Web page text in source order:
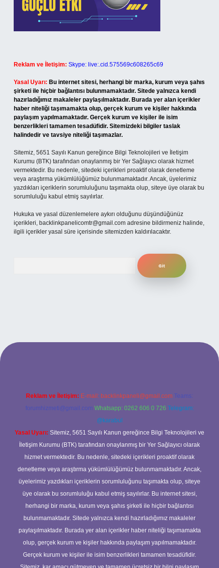
Reklam ve İletişim: Skype: live:.cid.575569c608265c69
Yasal Uyarı: Bu internet sitesi, herhangi bir marka, kurum veya şahıs
şirketi ile hiçbir bağlantısı bulunmamaktadır. Sitede yalnızca kendi
hazırladığımız makaleler paylaşılmaktadır. Burada yer alan içerikler
haber niteliği taşımamakta olup, gerçek kurum ve kişiler hakkında
paylaşım yapılmamaktadır. Gerçek kurum ve kişiler ile isim
benzerlikleri tamamen tesadüfidir. Sitemizdeki bilgiler taslak
halindedir ve tavsiye niteliği taşımazlar.
Sitemiz, 5651 Sayılı Kanun gereğince Bilgi Teknolojileri ve İletişim
Kurumu (BTK) tarafından onaylanmış bir Yer Sağlayıcı olarak hizmet
vermektedir. Bu nedenle, sitedeki içerikleri proaktif olarak denetleme
veya araştırma yükümlülüğümüz bulunmamaktadır. Ancak, üyelerimiz
yazdıkları içeriklerin sorumluluğunu taşımakta olup, siteye üye olarak bu
sorumluluğu kabul etmiş sayılırlar.
Hukuka ve yasal düzenlemelere aykırı olduğunu düşündüğünüz
içerikleri, backlinkpanelicomtr@gmail.com adresine bildirmeniz halinde,
ilgili içerikler yasal süre içerisinde sitemizden kaldırılacaktır.
giriş
Reklam ve İletişim: E-mail: backlinkpaneli@gmail.com Teams:
forumhizmeti@gmail.com Whatsapp: 0262 606 0 726 Telegram:
@karabul
Yasal Uyarı: Sitemiz, 5651 Sayılı Kanun gereğince Bilgi Teknolojileri ve
İletişim Kurumu (BTK) tarafından onaylanmış bir Yer Sağlayıcı olarak
hizmet vermektedir. Bu nedenle, sitedeki içerikleri proaktif olarak
denetleme veya araştırma yükümlülüğümüz bulunmamaktadır. Ancak,
üyelerimiz yazdıkları içeriklerin sorumluluğunu taşımakta olup, siteye
üye olarak bu sorumluluğu kabul etmiş sayılırlar. Bu internet sitesi,
herhangi bir marka, kurum veya şahıs şirketi ile hiçbir bağlantısı
bulunmamaktadır. Sitede yalnızca kendi hazırladığımız makaleler
paylaşılmaktadır. Burada yer alan içerikler haber niteliği taşımamakta
olup, gerçek kurum ve kişiler hakkında paylaşım yapılmamaktadır.
Gerçek kurum ve kişiler ile isim benzerlikleri tamamen tesadüfidir.